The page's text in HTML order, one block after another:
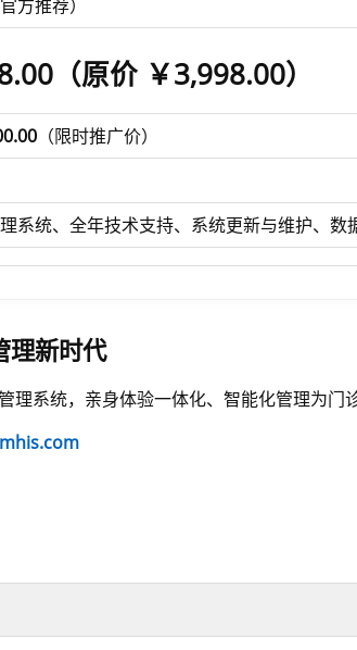
方推荐）
（原价 ￥3,998.00）
（限时推广价）
系统、全年技术支持、系统更新与维护、
理新时代
理系统，亲身体验一体化、智能化管理为门